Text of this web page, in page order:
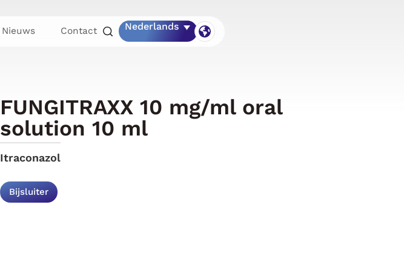
Nieuws Contact Nederlands
FUNGITRAXX 10 mg/ml oral
solution 10 ml
Itraconazol
Bijsluiter